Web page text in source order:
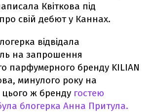
Квіткова під
свій дебют у Каннах.
відвідала
на запрошення
парфумерного бренду KILIAN
минулого року на
ж бренду гостею
блогерка Анна Притула.